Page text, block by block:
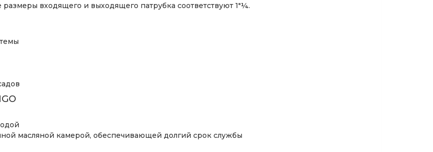
входящего и выходящего патрубка соответствуют 1″¼.
масляной камерой, обеспечивающей долгий срок службы